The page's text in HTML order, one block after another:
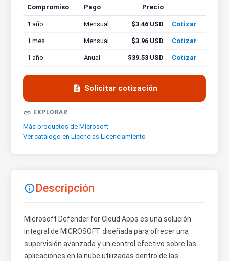
Compromiso Pago Precio
1 año
Mensual $3.46 USD Cotizar
1 mes Mensual $3.96 USD Cotizar
1 año Anual $39.53 USD Cotizar
 Solicitar cotización
 EXPLORAR
Más productos de Microsoft
Ver catálogo en Licencias Licenciamiento
Descripción
Microsoft Defender for Cloud Apps es una solución
integral de MICROSOFT diseñada para ofrecer una
supervisión avanzada y un control efectivo sobre las
aplicaciones en la nube utilizadas dentro de las